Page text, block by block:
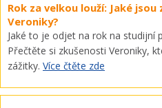
Rok za velkou louží: Jaké
Veroniky?
Jaké to je odjet na rok na studijní
Přečtěte si zkušenosti Veroniky,
zážitky. Více čtěte zde